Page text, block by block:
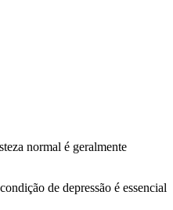
normal é geralmente
de depressão é essencial